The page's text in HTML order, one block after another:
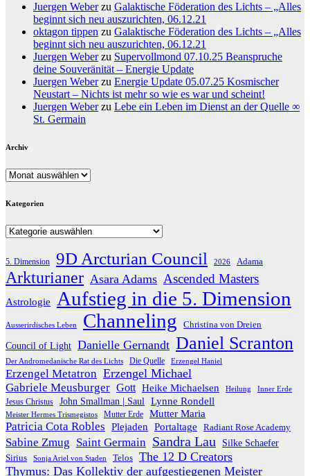
Juergen Weberzu Galaktische Föderation des Lichts – „Alles
beginnt sich neu auszurichten, 06.12.21
oktagon tippen zu Galaktische Föderation des Lichts – „Alles
beginnt sich neu auszurichten, 06.12.21
Juergen Weberzu Supervollmond 07.10.25 Beanspruche
deine Souveränität – Energie Update
Juergen Weberzu Energie Update 05.07.25 Kosmischer
Neustart – Nichts ist mehr so wie es war und scheint!
Juergen Weberzu Lebe ein Leben im Dienst an der Quelle ∞
St. Germain
Archiv
Archiv
Kategorien
Kategorien
5. Dimension 9D Arcturian Council 2026 Adama
Arkturianer Asara Adams Ascended Masters
Astrologie Aufstieg in die 5. Dimension
Ausserirdisches Leben Channeling Christina von Dreien
Council of Light Danielle Gernandt Daniel Scranton
Der Andromedanische Rat des Lichts Die Quelle Erzengel Haniel
Erzengel Metatron Erzengel Michael
Gabriele Meusburger Gott Heike Michaelsen Heilung Inner Erde
Jesus Christus John Smallman | Saul Lynne Rondell
Meister Hermes Trismegistos Mutter Erde Mutter Maria
Patricia Cota Robles Plejaden Portaltage Radiant Rose Academy
Sabine Zmug Saint Germain Sandra Lau Silke Schaefer
Sirius Sonja Ariel von Staden Telos The 12 D Creators
Thymus: Das Kollektiv der aufgestiegenen Meister